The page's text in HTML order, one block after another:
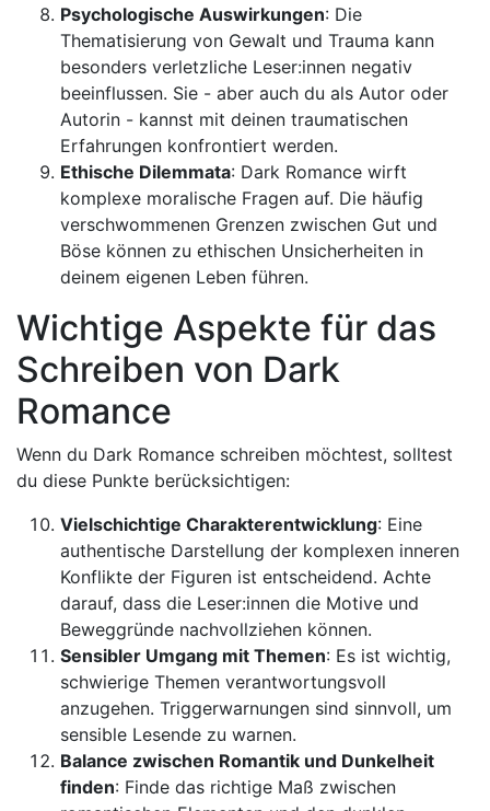
Psychologische Auswirkungen: Die
Thematisierung von Gewalt und Trauma kann
besonders verletzliche Leser:innen negativ
beeinflussen. Sie - aber auch du als Autor oder
Autorin - kannst mit deinen traumatischen
Erfahrungen konfrontiert werden.
Ethische Dilemmata: Dark Romance wirft
komplexe moralische Fragen auf. Die häufig
verschwommenen Grenzen zwischen Gut und
Böse können zu ethischen Unsicherheiten in
deinem eigenen Leben führen.
Wichtige Aspekte für das
Schreiben von Dark
Romance
Wenn du Dark Romance schreiben möchtest, solltest
du diese Punkte berücksichtigen:
Vielschichtige Charakterentwicklung: Eine
authentische Darstellung der komplexen inneren
Konflikte der Figuren ist entscheidend. Achte
darauf, dass die Leser:innen die Motive und
Beweggründe nachvollziehen können.
Sensibler Umgang mit Themen: Es ist wichtig,
schwierige Themen verantwortungsvoll
anzugehen. Triggerwarnungen sind sinnvoll, um
sensible Lesende zu warnen.
Balance zwischen Romantik und Dunkelheit
finden: Finde das richtige Maß zwischen